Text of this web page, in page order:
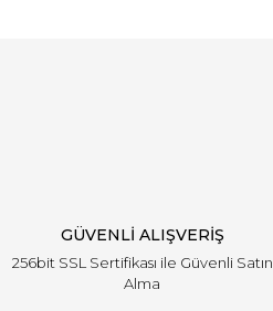
GÜVENLİ ALIŞVERİŞ
256bit SSL Sertifikası ile Güvenli Satın
Alma